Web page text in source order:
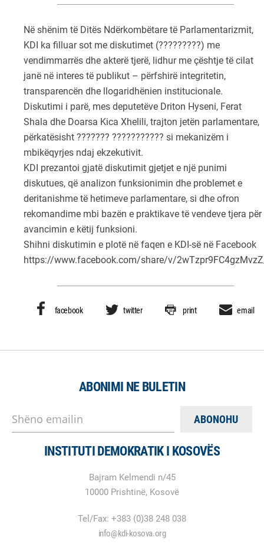
Në shënim të Ditës Ndërkombëtare të Parlamentarizmit,
KDI ka filluar sot me diskutimet (?????????) me
vendimmarrës dhe akterë tjerë, lidhur me çështje të cilat
janë në interes të publikut – përfshirë integritetin,
transparencën dhe llogaridhënien institucionale.
Diskutimi i parë, mes deputetëve Driton Hyseni, Ferat
Shala dhe Doarsa Kica Xhelili, trajton jetën parlamentare,
përkatësisht ??????? ??????????? si mekanizëm i
mbikëqyrjes ndaj ekzekutivit.
KDI prezantoi gjatë diskutimit gjetjet e një punimi
diskutues, që analizon funksionimin dhe problemet e
deritanishme të hetimeve parlamentare, si dhe ofron
rekomandime mbi bazën e praktikave të vendeve tjera për
avancimin e këtij funksioni.
Shihni diskutimin e plotë në faqen e KDI-së në Facebook
https://www.facebook.com/share/v/
facebook twitter print email
ABONIMI NE BULETIN
Shëno emailin
INSTITUTI DEMOKRATIK I KOSOVËS
Bajram Kelmendi n/45
10000 Prishtinë, Kosovë
Tel/Fax: +383 (0)38 248 038
info@kdi-kosova.org